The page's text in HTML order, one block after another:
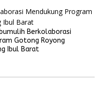
Berkolaborasi
Gotong Royong
Ibul Barat